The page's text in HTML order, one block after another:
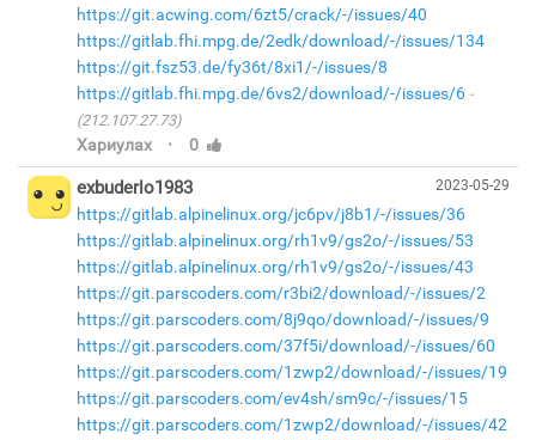
https://git.acwing.com/6zt5/crack/-/issues/40
https://gitlab.fhi.mpg.de/2edk/download/-/issues/134
https://git.fsz53.de/fy36t/8xi1/-/issues/8
https://gitlab.fhi.mpg.de/6vs2/download/-/issues/6
(212.107.27.73)
Хариулах · 0
2023-05-29
exbuderlo1983
https://gitlab.alpinelinux.org/jc6pv/j8b1/-/issues/36
https://gitlab.alpinelinux.org/rh1v9/gs2o/-/issues/53
https://gitlab.alpinelinux.org/rh1v9/gs2o/-/issues/43
https://git.parscoders.com/r3bi2/download/-/issues/2
https://git.parscoders.com/8j9qo/download/-/issues/9
https://git.parscoders.com/37f5i/download/-/issues/60
https://git.parscoders.com/1zwp2/download/-/issues/19
https://git.parscoders.com/ev4sh/sm9c/-/issues/15
https://git.parscoders.com/1zwp2/download/-/issues/42